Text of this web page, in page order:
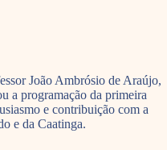
João Ambrósio de Araújo,
a programação da primeira
e contribuição com a
e da Caatinga.